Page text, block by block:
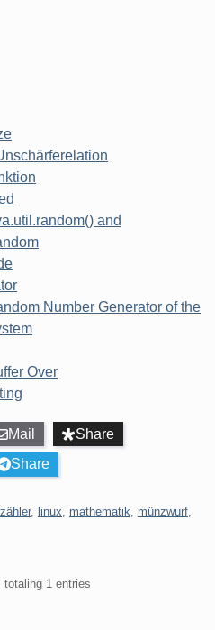
and
Number Generator of the
Over
Mail
Share
Share
, linux, mathematik, münzwurf,
totaling 1 entries